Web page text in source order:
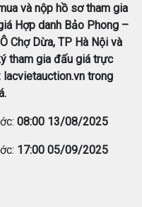
và nộp hồ sơ tham gia
Hợp danh Bảo Phong –
Chợ Dừa, TP Hà Nội và
tham gia đấu giá trực
trong
08:00 13/08/2025
17:00 05/09/2025